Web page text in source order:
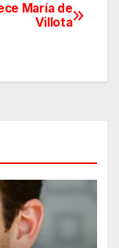
María de
Villota